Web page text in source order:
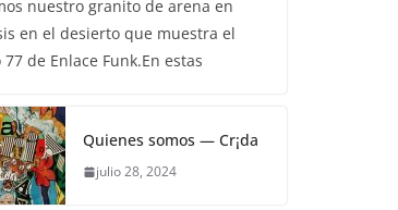
nuestro granito de arena en
en el desierto que muestra el
de Enlace Funk.En estas
Quienes somos — Cr¡da
julio 28, 2024